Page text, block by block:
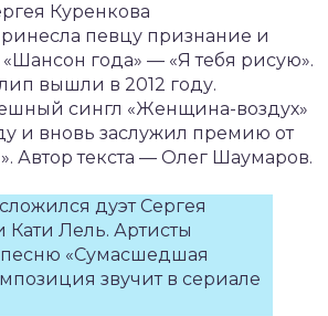
Куренкова
певцу признание и
года» — «Я тебя рисую».
вышли в 2012 году.
сингл «Женщина-воздух»
и вновь заслужил премию от
Автор текста — Олег Шаумаров.
дуэт Сергея
Кати Лель. Артисты
«Сумасшедшая
звучит в сериале